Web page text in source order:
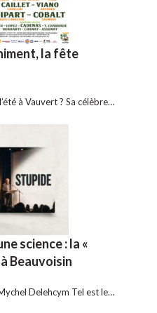
la fête
à Vauvert ? Sa célèbre…
science : la «
Beauvoisin
Delehcym Tel est le…